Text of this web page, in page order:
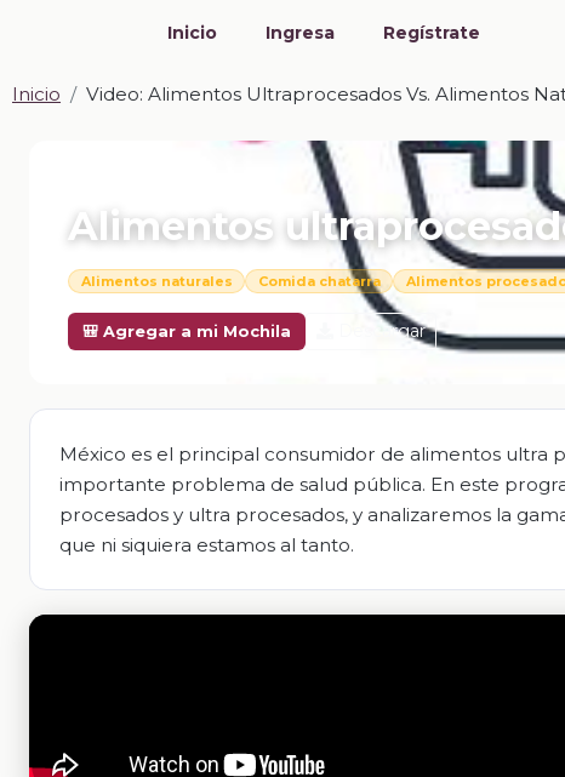
Inicio Ingresa Regístrate
Inicio Video: Alimentos Ultraprocesados Vs. Alimentos
Alimentos
Alimentos naturales Comida chatarra Alimentos
🎒 Agregar a mi Mochila Descargar
México es el principal consumidor de alimentos ultra
importante problema de salud pública. En este
procesados y ultra procesados, y analizaremos la
que ni siquiera estamos al tanto.